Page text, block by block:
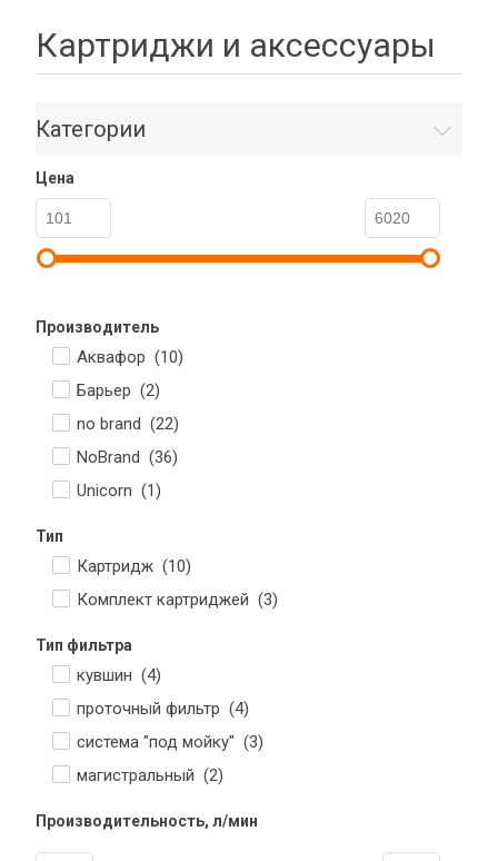
Картриджи и аксессуары
Категории
Цена
Производитель
Аквафор (10)
Барьер (2)
no brand (22)
NoBrand (36)
Unicorn (1)
Тип
Картридж (10)
Комплект картриджей (3)
Тип фильтра
кувшин (4)
проточный фильтр (4)
система "под мойку" (3)
магистральный (2)
Производительность, л/мин